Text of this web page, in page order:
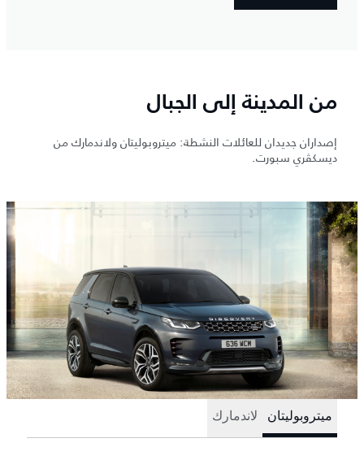
من المدينة إلى الجبال
إصداران جديدان للعائلات النشطة: ميتروبوليتان ولاندمارك من
ديسكڤري سبورت.
ميتروبوليتان لاندمارك